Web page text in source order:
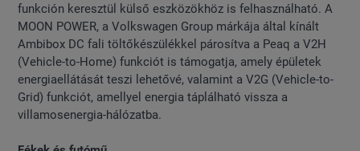
funkción keresztül külső eszközökhöz is felhasználható. A
MOON POWER, a Volkswagen Group márkája által kínált
Ambibox DC fali töltőkészülékkel párosítva a Peaq a V2H
(Vehicle-to-Home) funkciót is támogatja, amely épületek
energiaellátását teszi lehetővé, valamint a V2G (Vehicle-to-
Grid) funkciót, amellyel energia táplálható vissza a
villamosenergia-hálózatba.